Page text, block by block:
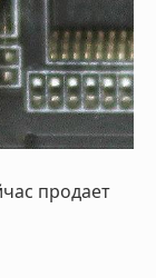
продает